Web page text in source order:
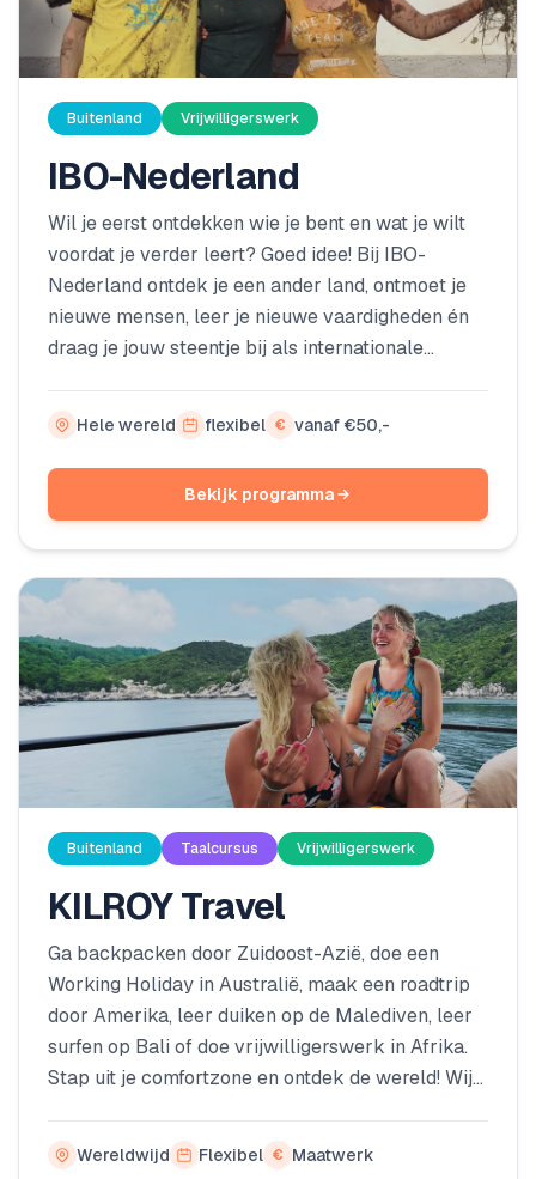
Buitenland Vrijwilligerswerk
IBO-Nederland
Wil je eerst ontdekken wie je bent en wat je wilt
voordat je verder leert? Goed idee! Bij IBO-
Nederland ontdek je een ander land, ontmoet je
nieuwe mensen, leer je nieuwe vaardigheden én
draag je jouw steentje bij als internationale
profit. Wij verzorgen zinvolle, gezellige en
duurzame projecten in Europa, Afrika en Zuid-
Amerika! Kies voor een bouwklus, sociaal werk
of een ecologisch project en maak een positieve
Hele wereld flexibel € vanaf €50,-
Bekijk programma
Buitenland Taalcursus Vrijwilligerswerk
KILROY Travel
Ga backpacken door Zuidoost-Azië, doe een
Working Holiday in Australië, maak een roadtrip
door Amerika, leer duiken op de Malediven, leer
surfen op Bali of doe vrijwilligerswerk in Afrika.
Stap uit je comfortzone en ontdek de wereld! Wij
backpackreizen voor avontuurlijke reizigers.
Door onze kennis te combineren met de wensen
Wereldwijd Flexibel € Maatwerk